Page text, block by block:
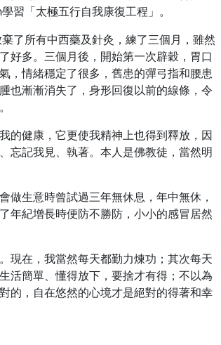
習「太極五行自我康復工程」。
了所有中西藥及針灸，練了三個月，雖然
好多。三個月後，開始第一次辟穀，胃口
，情緒穩定了很多，舊患的彈弓指和腰患
也漸漸消失了，身形回復以前的線條，令
的健康，它更使我精神上也得到釋放，因
忘記我見、執著。本人是佛教徒，當然明
做生意時曾試過三年無休息，年中無休，
年紀增長時便防不勝防，小小的感冒居然
現在，我當然每天都勤力煉功；其次每天
活簡單、懂得放下，要捨才有得；不以為
的，自在悠然的心境才是絕對的得著和幸